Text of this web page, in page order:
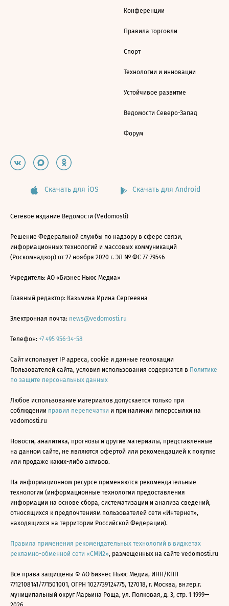
Конференции
Правила торговли
Спорт
Технологии и инновации
Устойчивое развитие
Ведомости Северо-Запад
Форум
Скачать для iOS Скачать для Android
Сетевое издание Ведомости (Vedomosti)
Решение Федеральной службы по надзору в сфере связи,
информационных технологий и массовых коммуникаций
(Роскомнадзор) от 27 ноября 2020 г. ЭЛ № ФС 77-79546
Учредитель: АО «Бизнес Ньюс Медиа»
Главный редактор: Казьмина Ирина Сергеевна
Электронная почта: news@vedomosti.ru
Телефон: +7 495 956-34-58
Сайт использует IP адреса, cookie и данные геолокации
Пользователей сайта, условия использования содержатся в Политике
по защите персональных данных
Любое использование материалов допускается только при
соблюдении правил перепечатки и при наличии гиперссылки на
vedomosti.ru
Новости, аналитика, прогнозы и другие материалы, представленные
на данном сайте, не являются офертой или рекомендацией к покупке
или продаже каких-либо активов.
На информационном ресурсе применяются рекомендательные
технологии (информационные технологии предоставления
информации на основе сбора, систематизации и анализа сведений,
относящихся к предпочтениям пользователей сети «Интернет»,
находящихся на территории Российской Федерации).
Правила применения рекомендательных технологий в виджетах
рекламно-обменной сети «СМИ2», размещенных на сайте vedomosti.ru
Все права защищены © АО Бизнес Ньюс Медиа, ИНН/КПП
7712108141/771501001, ОГРН 1027739124775, 127018, г. Москва, вн.тер.г.
муниципальный округ Марьина Роща, ул. Полковая, д. 3, стр. 1 1999—